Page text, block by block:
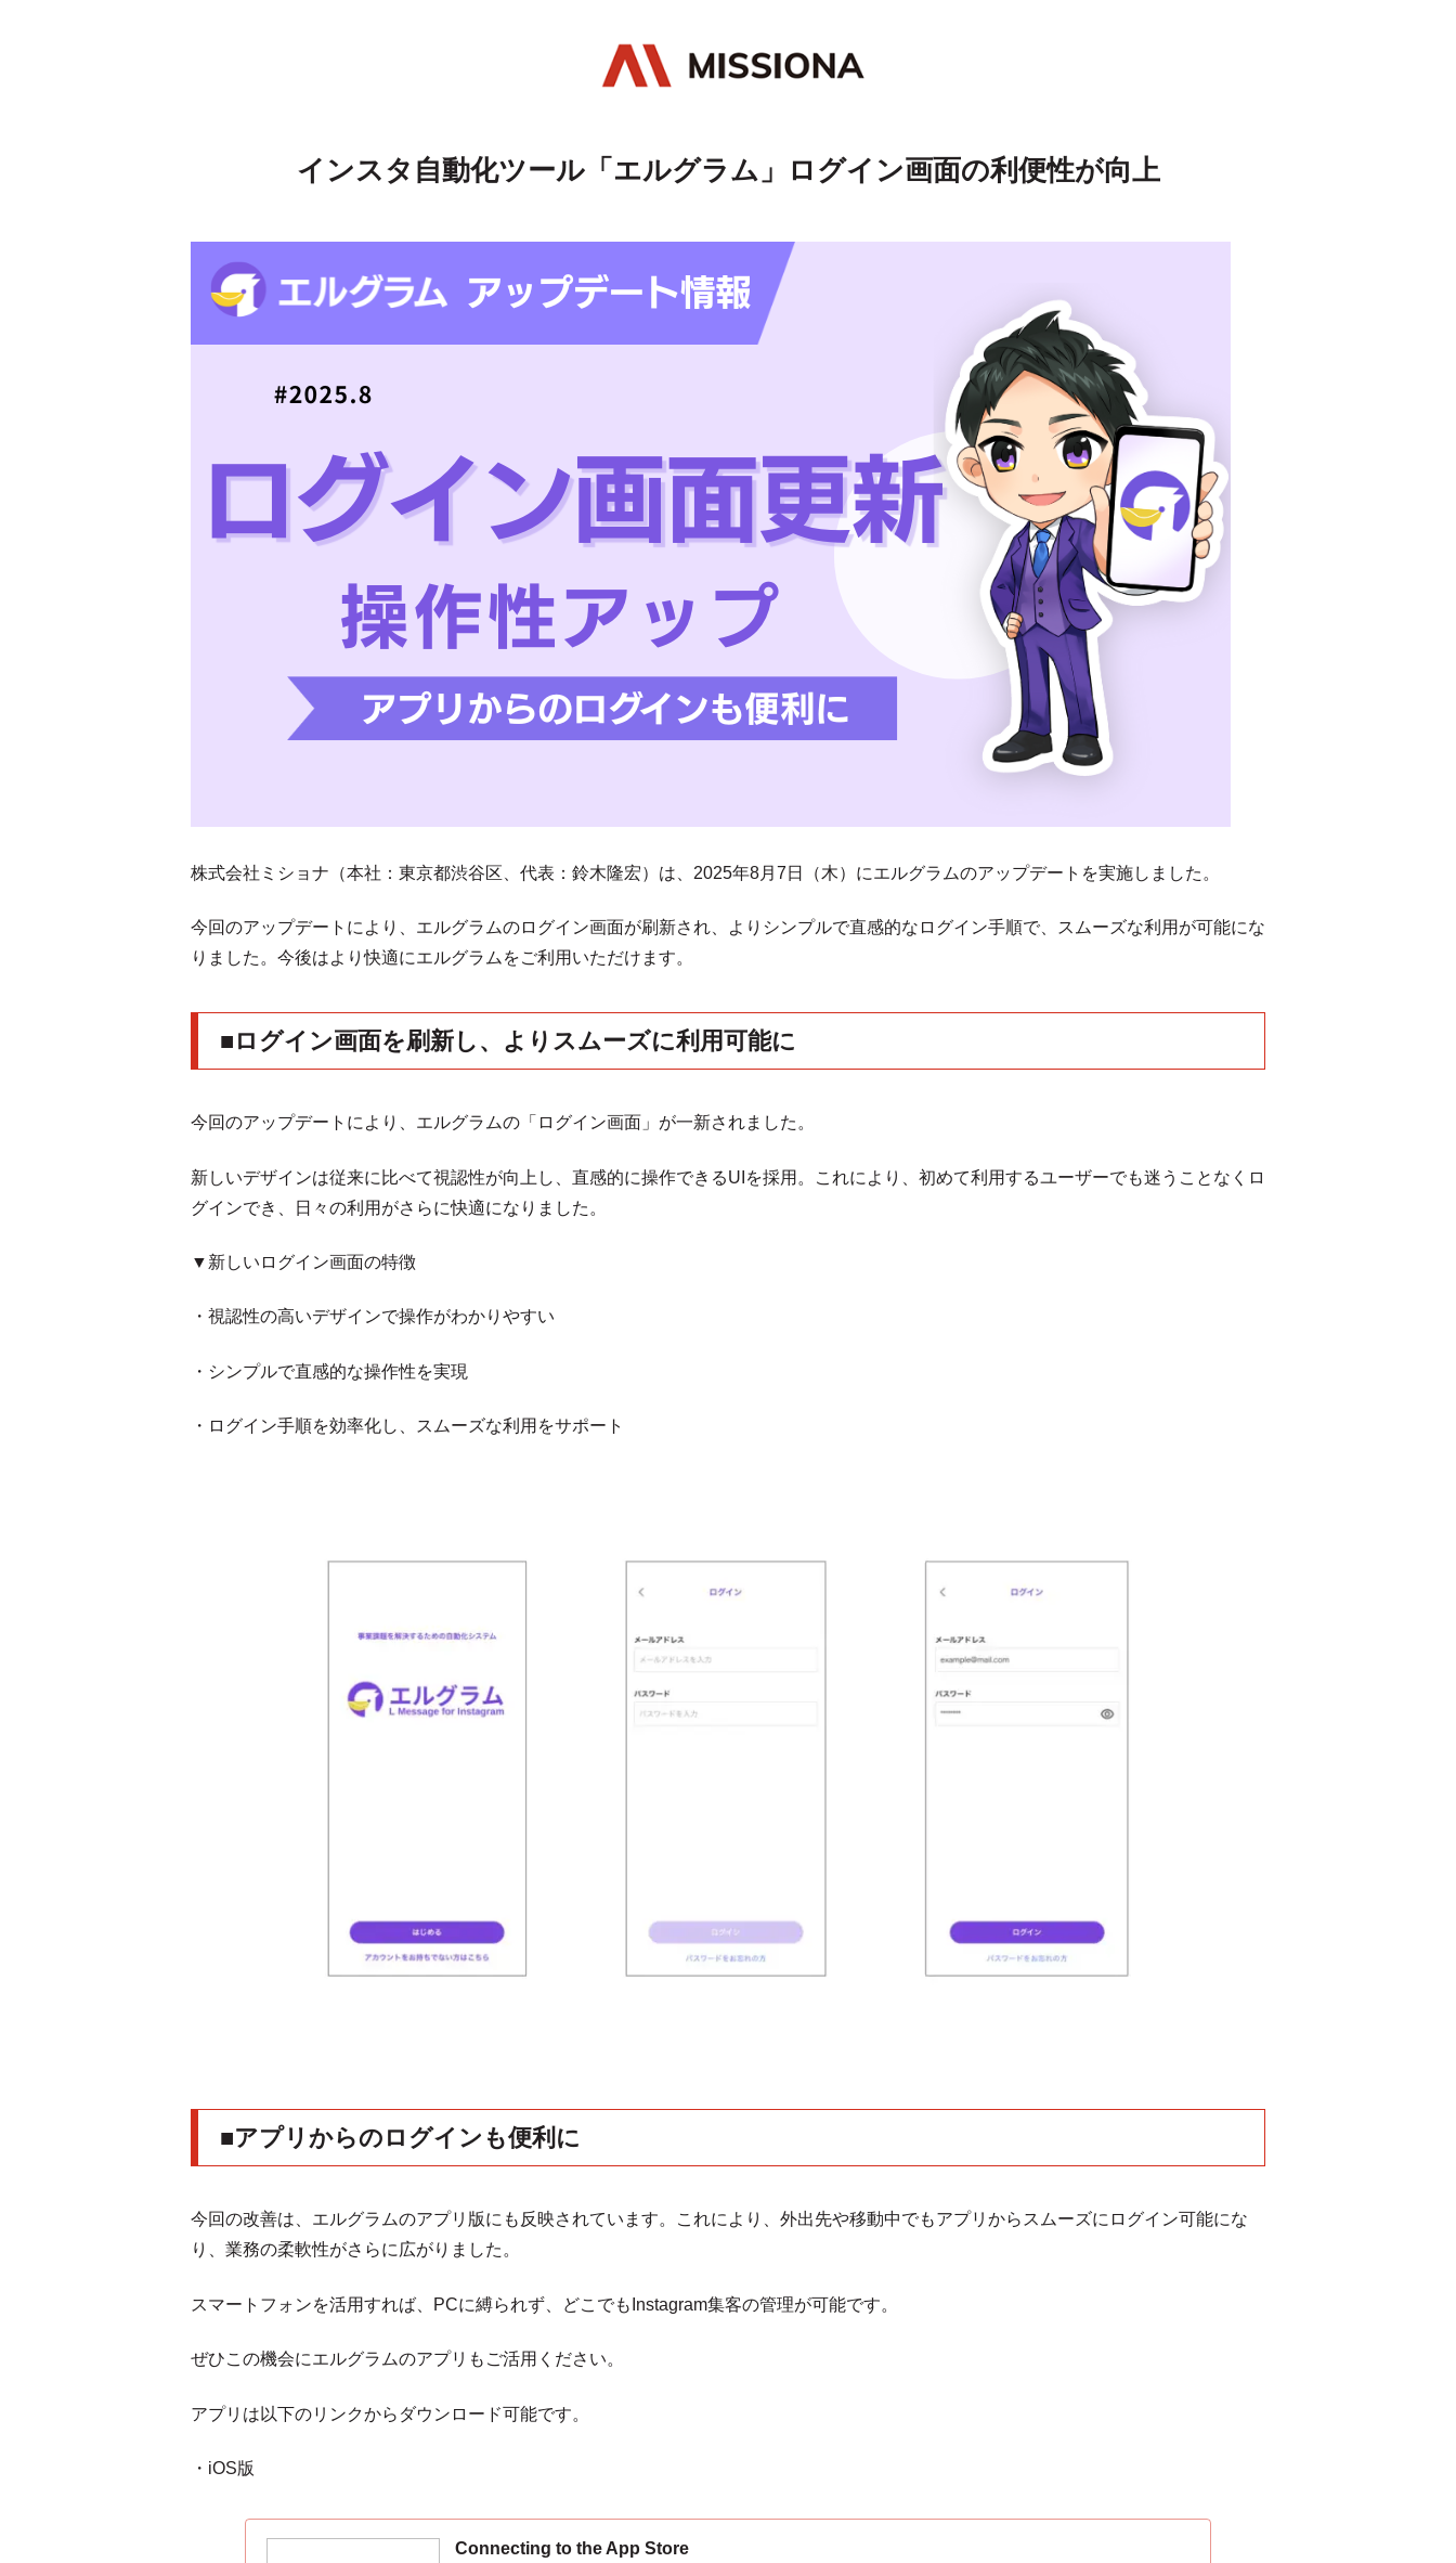
インスタ自動化ツール「エルグラム」ログイン画面の利便性が向上
株式会社ミショナ（本社：東京都渋谷区、代表：鈴木隆宏）は、2025年8月7日（木）にエルグラムのアップデートを実施しました。
今回のアップデートにより、エルグラムのログイン画面が刷新され、よりシンプルで直感的なログイン手順で、スムーズな利用が可能にな
りました。今後はより快適にエルグラムをご利用いただけます。
■ログイン画面を刷新し、よりスムーズに利用可能に
今回のアップデートにより、エルグラムの「ログイン画面」が一新されました。
新しいデザインは従来に比べて視認性が向上し、直感的に操作できるUIを採用。これにより、初めて利用するユーザーでも迷うことなくロ
グインでき、日々の利用がさらに快適になりました。
▼新しいログイン画面の特徴
・視認性の高いデザインで操作がわかりやすい
・シンプルで直感的な操作性を実現
・ログイン手順を効率化し、スムーズな利用をサポート
■アプリからのログインも便利に
今回の改善は、エルグラムのアプリ版にも反映されています。これにより、外出先や移動中でもアプリからスムーズにログイン可能にな
り、業務の柔軟性がさらに広がりました。
スマートフォンを活用すれば、PCに縛られず、どこでもInstagram集客の管理が可能です。
ぜひこの機会にエルグラムのアプリもご活用ください。
アプリは以下のリンクからダウンロード可能です。
・iOS版
‎Connecting to the App Store